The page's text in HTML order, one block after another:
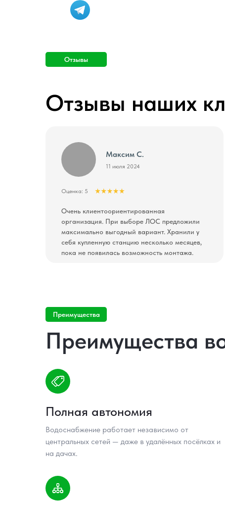
Отзывы наших
Отзывы
Максим С.
Оценка: 5
11 июля 2024
Очень клиентоориентированная
организация. При выборе ЛОС предложили
максимально выгодный вариант. Хранили у
себя купленную станцию несколько месяцев,
пока не появилась возможность монтажа.
Преимущества
Преимущества
Полная автономия
Водоснабжение работает независимо от
центральных сетей — даже в удалённых посёлках и
на дачах.